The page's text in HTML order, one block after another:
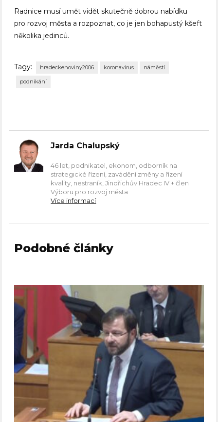
Radnice musí umět vidět skutečně dobrou nabídku
pro rozvoj města a rozpoznat, co je jen bohapustý kšeft
několika jedinců.
Tagy: hradeckenoviny2006 koronavirus náměstí
podnikání
Jarda Chalupský
46 let, podnikatel, ekonom, odborník na
strategické řízení, zavádění změny a řízení
kvality, nestraník, Jindřichův Hradec IV + člen
Výboru pro rozvoj města
Více informací
Podobné články